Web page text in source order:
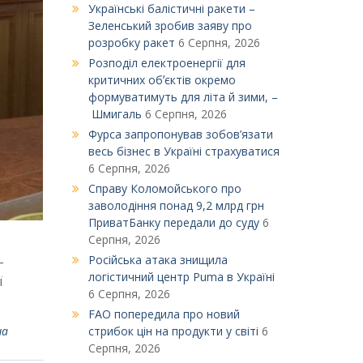
Українські балістичні ракети –
Зеленський зробив заяву про
розробку ракет 6 Серпня, 2026
Розподіл електроенергії для
критичних обʼєктів окремо
формуватимуть для літа й зими, –
Шмигаль 6 Серпня, 2026
Фурса запропонував зобов’язати
весь бізнес в Україні страхуватися
6 Серпня, 2026
Справу Коломойського про
заволодіння понад 9,2 млрд грн
ПриватБанку передали до суду 6
Серпня, 2026
Російська атака знищила
логістичний центр Puma в Україні
6 Серпня, 2026
FAO попередила про новий
стрибок цін на продукти у світі 6
Серпня, 2026